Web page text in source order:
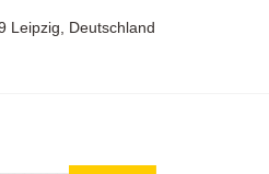
Leipzig, Deutschland